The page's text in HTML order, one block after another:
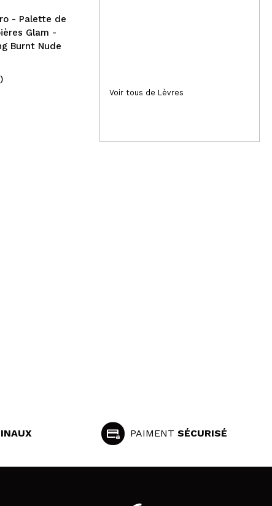
- Palette de
Glam -
Burnt Nude
18,00€
Voir tous de Lèvres
PAIMENT SÉCURISÉ